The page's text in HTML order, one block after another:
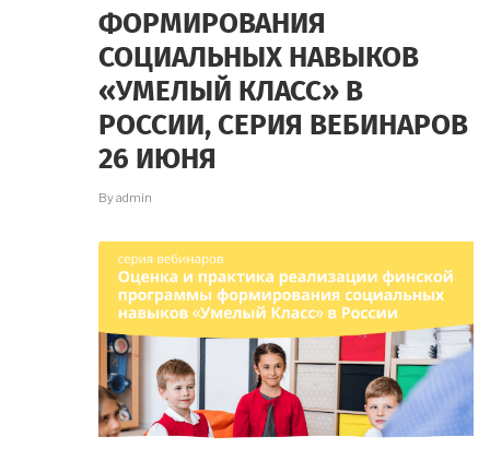
ФОРМИРОВАНИЯ
СОЦИАЛЬНЫХ НАВЫКОВ
«УМЕЛЫЙ КЛАСС» В
РОССИИ, СЕРИЯ ВЕБИНАРОВ
26 ИЮНЯ
Byadmin